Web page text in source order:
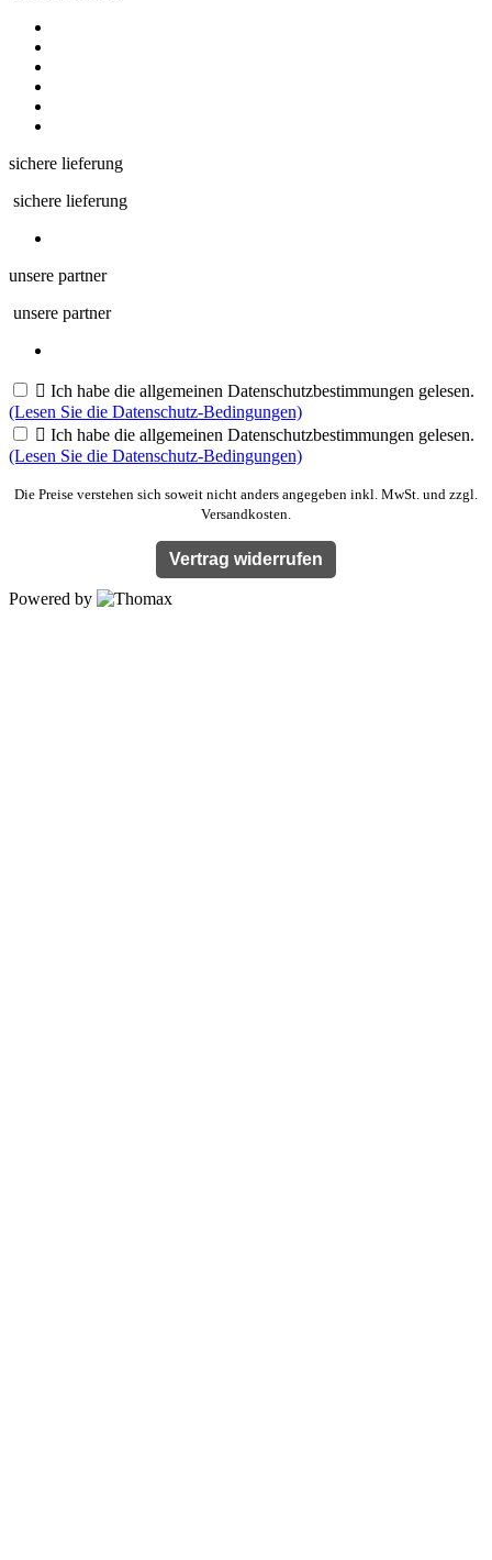
sichere lieferung
sichere lieferung
unsere partner
unsere partner
 Ich habe die allgemeinen Datenschutzbestimmungen gelesen.
(Lesen Sie die Datenschutz-Bedingungen)
 Ich habe die allgemeinen Datenschutzbestimmungen gelesen.
(Lesen Sie die Datenschutz-Bedingungen)
Die Preise verstehen sich soweit nicht anders angegeben inkl. MwSt. und zzgl.
Versandkosten.
Vertrag widerrufen
Powered by